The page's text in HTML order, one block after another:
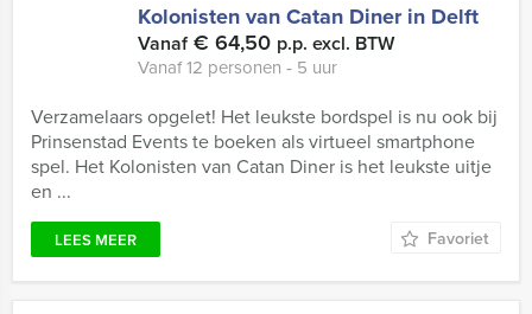
Kolonisten van Catan Diner in Delft
Vanaf€ 64,50 p.p. excl. BTW
Vanaf 12 personen ‐ 5 uur
Verzamelaars opgelet! Het leukste bordspel is nu ook bij
Prinsenstad Events te boeken als virtueel smartphone
spel. Het Kolonisten van Catan Diner is het leukste uitje
en ...
LEES MEER Favoriet